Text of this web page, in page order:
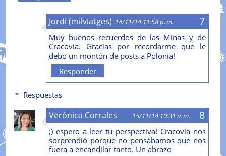
Jordi (milviatges) 14/11/14 11:58 p. m.
Muy buenos recuerdos de las Minas y de
Cracovia. Gracias por recordarme que le
debo un montón de posts a Polonia!
Responder
Respuestas
Verónica Corrales 15/11/14 10:31 a. m.
;) espero a leer tu perspectiva! Cracovia nos
sorprendió porque no pensábamos que nos
fuera a encandilar tanto. Un abrazo